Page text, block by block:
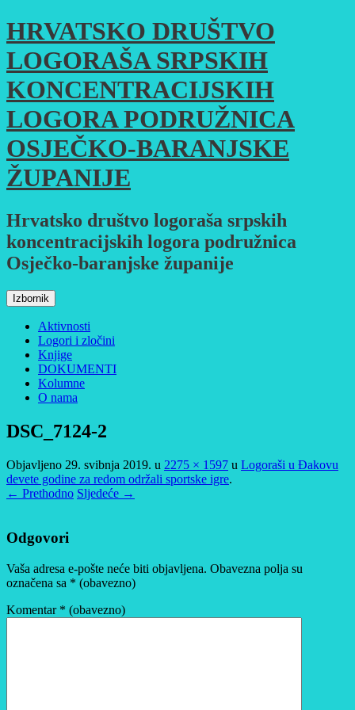
Skoči
do
sadržaja
HRVATSKO DRUŠTVO
LOGORAŠA SRPSKIH
KONCENTRACIJSKIH
LOGORA PODRUŽNICA
OSJEČKO-BARANJSKE
ŽUPANIJE
Hrvatsko društvo logoraša srpskih
koncentracijskih logora podružnica
Osječko-baranjske županije
Izbornik
Aktivnosti
Logori i zločini
Knjige
DOKUMENTI
Kolumne
O nama
DSC_7124-2
Objavljeno 29. svibnja 2019. u 2275 × 1597 u Logoraši u Đakovu
devete godine za redom održali sportske igre.
← Prethodno Sljedeće →
Odgovori
Vaša adresa e-pošte neće biti objavljena. Obavezna polja su
označena sa * (obavezno)
Komentar * (obavezno)